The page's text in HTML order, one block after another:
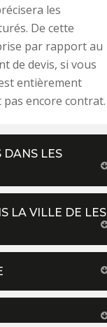
les
De cette
par rapport au
de devis, si vous
entièrement
pas encore contrat.
DANS LES
LA VILLE DE LES